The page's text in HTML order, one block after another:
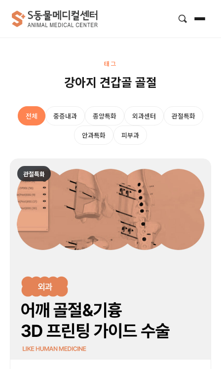
태그
강아지 견갑골 골절
전체 중증내과 종양특화 외과센터 관절특화
안과특화 피부과
관절특화